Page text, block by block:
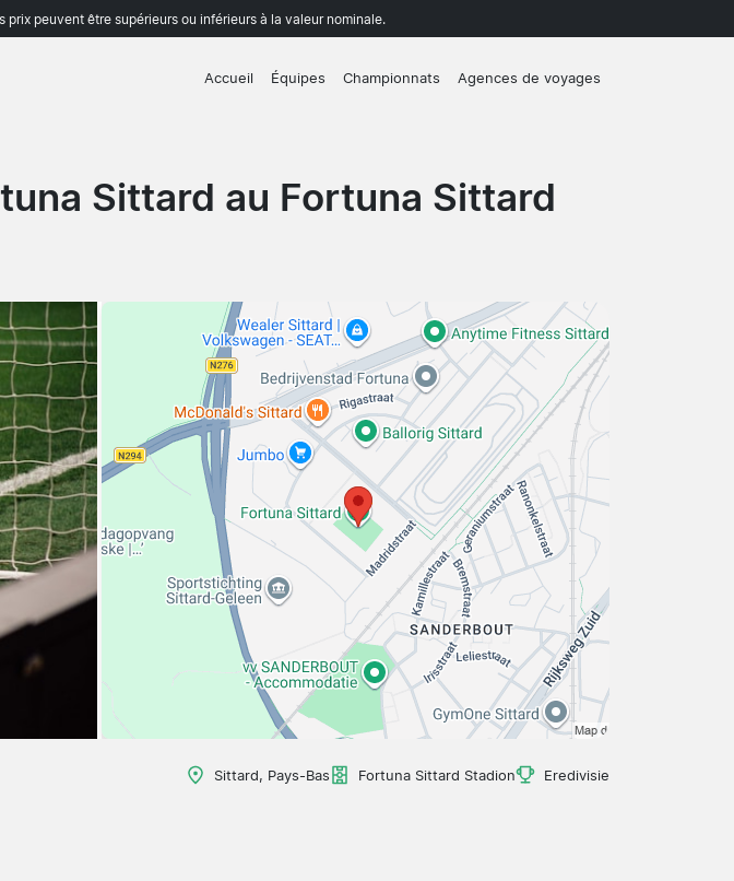
peuvent être supérieurs ou inférieurs à la valeur nominale.
Accueil Équipes Championnats Agences de voyages
Sittard au Fortuna Sittard
Sittard, Pays-Bas Fortuna Sittard Stadion Eredivisie